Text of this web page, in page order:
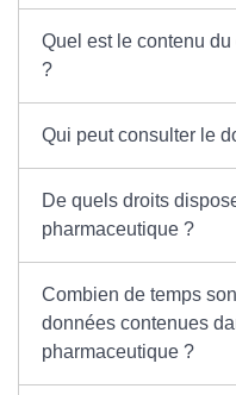
Quel est le contenu
?
Qui peut consulter le
De quels droits
pharmaceutique ?
Combien de temps
données contenues
pharmaceutique ?